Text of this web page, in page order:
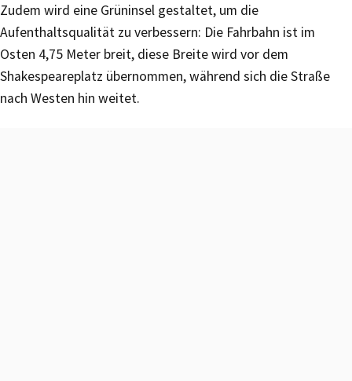
Zudem wird eine Grüninsel gestaltet, um die
Aufenthaltsqualität zu verbessern: Die Fahrbahn ist im
Osten 4,75 Meter breit, diese Breite wird vor dem
Shakespeareplatz übernommen, während sich die Straße
nach Westen hin weitet.